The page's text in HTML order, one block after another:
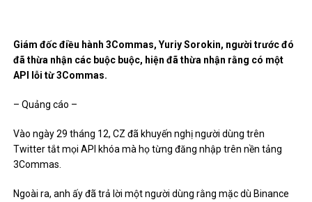
Giám đốc điều hành 3Commas, Yuriy Sorokin, người trước đó
đã thừa nhận các buộc buộc, hiện đã thừa nhận rằng có một
API lỗi từ 3Commas.
– Quảng cáo –
Vào ngày 29 tháng 12, CZ đã khuyến nghị người dùng trên
Twitter tắt mọi API khóa mà họ từng đăng nhập trên nền tảng
3Commas.
Ngoài ra, anh ấy đã trả lời một người dùng rằng mặc dù Binance